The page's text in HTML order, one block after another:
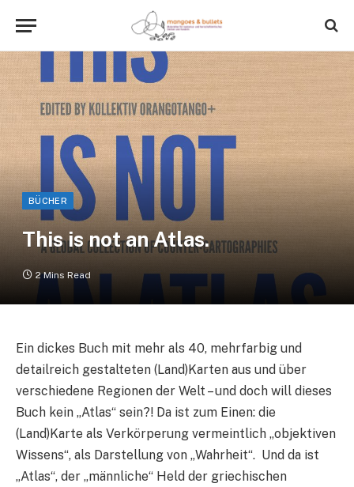
BÜCHER
This is not an Atlas.
2 Mins Read
Ein dickes Buch mit mehr als 40, mehrfarbig und
detailreich gestalteten (Land)Karten aus und über
verschiedene Regionen der Welt – und doch will dieses
Buch kein „Atlas“ sein?! Da ist zum Einen: die
(Land)Karte als Verkörperung vermeintlich „objektiven
Wissens“, als Darstellung von „Wahrheit“. Und da ist
„Atlas“, der „männliche“ Held der griechischen